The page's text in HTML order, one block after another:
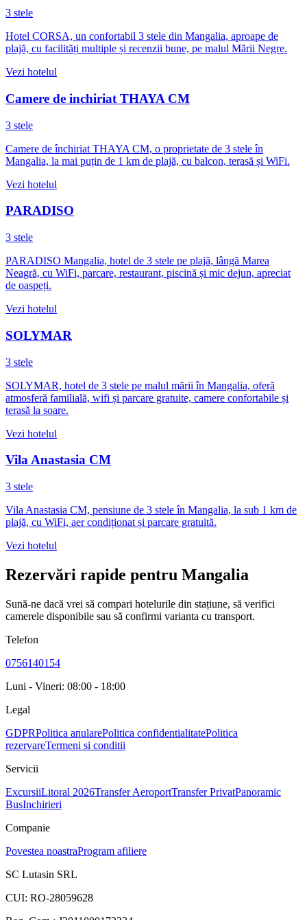
3 stele
Hotel CORSA, un confortabil 3 stele din Mangalia, aproape de
plajă, cu facilități multiple și recenzii bune, pe malul Mării Negre.
Vezi hotelul
Camere de inchiriat THAYA CM
3 stele
Camere de închiriat THAYA CM, o proprietate de 3 stele în
Mangalia, la mai puțin de 1 km de plajă, cu balcon, terasă și WiFi.
Vezi hotelul
PARADISO
3 stele
PARADISO Mangalia, hotel de 3 stele pe plajă, lângă Marea
Neagră, cu WiFi, parcare, restaurant, piscină și mic dejun, apreciat
de oaspeți.
Vezi hotelul
SOLYMAR
3 stele
SOLYMAR, hotel de 3 stele pe malul mării în Mangalia, oferă
atmosferă familială, wifi și parcare gratuite, camere confortabile și
terasă la soare.
Vezi hotelul
Vila Anastasia CM
3 stele
Vila Anastasia CM, pensiune de 3 stele în Mangalia, la sub 1 km de
plajă, cu WiFi, aer condiționat și parcare gratuită.
Vezi hotelul
Rezervări rapide pentru Mangalia
Sună-ne dacă vrei să compari hotelurile din stațiune, să verifici
camerele disponibile sau să confirmi varianta cu transport.
Telefon
0756140154
Luni - Vineri: 08:00 - 18:00
Legal
GDPRPolitica anularePolitica confidentialitatePolitica
rezervareTermeni si conditii
Servicii
ExcursiiLitoral 2026Transfer AeroportTransfer PrivatPanoramic
BusInchirieri
Companie
Povestea noastraProgram afiliere
SC Lutasin SRL
CUI: RO-28059628